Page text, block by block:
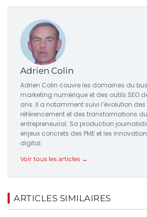
Adrien Colin
Adrien Colin couvre les domaines du
marketing numérique et des outils SEO
ans. Il a notamment suivi l’évolution
référencement et des transformations
entrepreneurial. Sa production
enjeux concrets des PME et les
digital.
Voir tous les articles →
ARTICLES SIMILAIRES